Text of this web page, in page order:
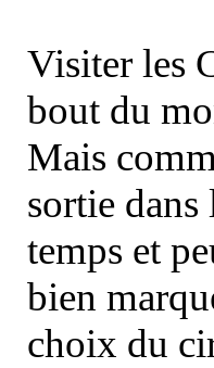
Visiter les
bout du
Mais
sortie dans
temps et
bien
choix du